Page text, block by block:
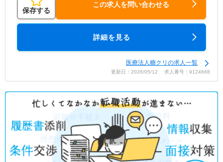
保存する
この求人を問い合わせる
詳細を見る
医療法人糖クリの求人一覧
更新日：2026/05/12 求人番号：9124668